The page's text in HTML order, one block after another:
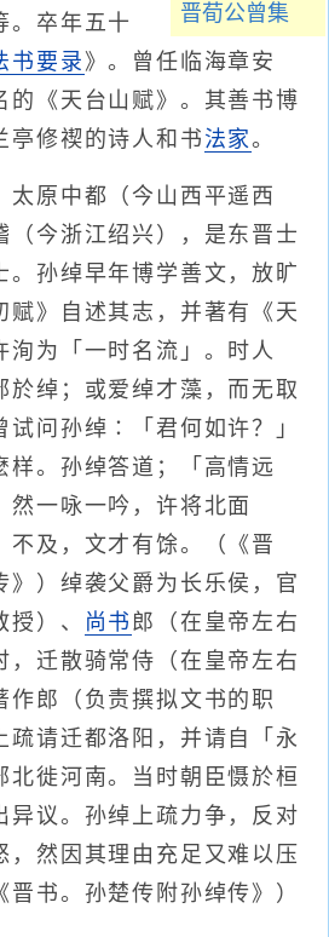
晋荀公曾集
。卒年五十
书要录 》。曾任临海章安
的《天台山赋》。其善书博
亭修禊的诗人和书 法家。
原中都（今山西平遥西
（今浙江绍兴），是东晋士
。孙绰早年博学善文，放旷
赋》自述其志，并著有《天
洵为「一时名流」。时人
於绰；或爱绰才藻，而无取
试问孙绰∶「君何如许？」
样。孙绰答道；「高情远
然一咏一吟，许将北面
不及，文才有馀。（《晋
》）绰袭父爵为长乐侯，官
）、
尚书 郎（在皇帝左右
，迁散骑常侍（在皇帝左右
作郎（负责撰拟文书的职
疏请迁都洛阳，并请自「永
北徙河南。当时朝臣慑於桓
异议。孙绰上疏力争，反对
，然因其理由充足又难以压
书。孙楚传附孙绰传》）